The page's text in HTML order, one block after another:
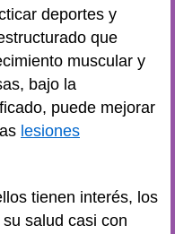
deportes y
que
muscular y
bajo la
puede mejorar
lesiones
tienen interés, los
salud casi con